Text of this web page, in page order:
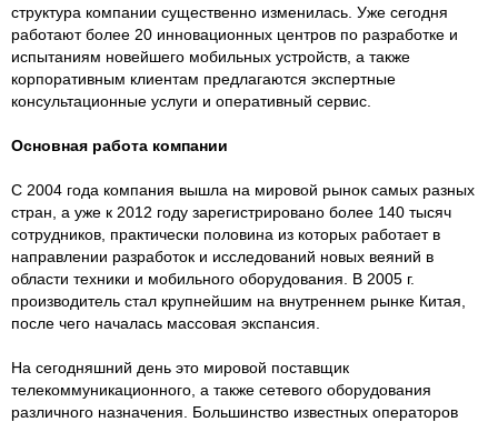
структура компании существенно изменилась. Уже сегодня
работают более 20 инновационных центров по разработке и
испытаниям новейшего мобильных устройств, а также
корпоративным клиентам предлагаются экспертные
консультационные услуги и оперативный сервис.
Основная работа компании
С 2004 года компания вышла на мировой рынок самых разных
стран, а уже к 2012 году зарегистрировано более 140 тысяч
сотрудников, практически половина из которых работает в
направлении разработок и исследований новых веяний в
области техники и мобильного оборудования. В 2005 г.
производитель стал крупнейшим на внутреннем рынке Китая,
после чего началась массовая экспансия.
На сегодняшний день это мировой поставщик
телекоммуникационного, а также сетевого оборудования
различного назначения. Большинство известных операторов